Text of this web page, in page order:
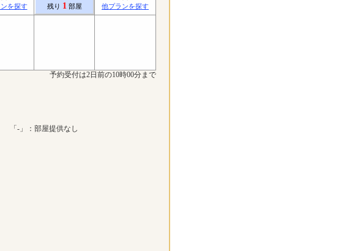
を探す 残り 1 部屋 他プランを探す
予約受付は2日前の10時00分まで
「-」：部屋提供なし